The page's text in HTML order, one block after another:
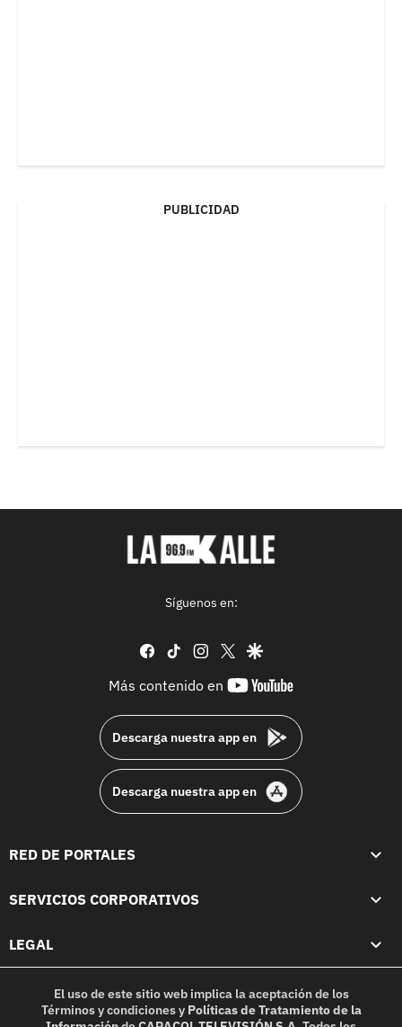
PUBLICIDAD
Síguenos en:
facebook
tiktok instagram
twittergoogle
Más contenido en
youtube-
Descarga nuestra app en
Descarga nuestra app en
RED DE PORTALES
SERVICIOS CORPORATIVOS
LEGAL
El uso de este sitio web implica la aceptación de los
Términos y condicionesy Políticas de Tratamiento de la